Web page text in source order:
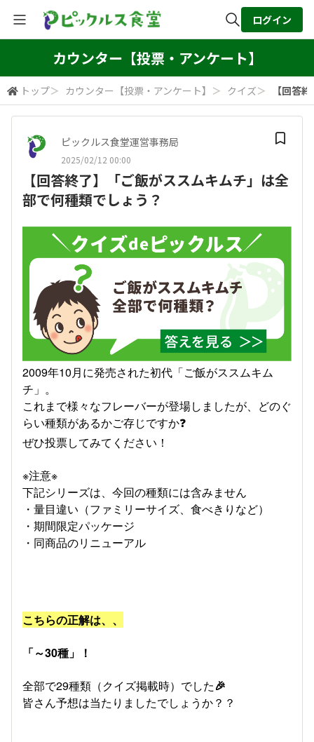
全体検索
検索
ログイン
カウンター【投票・アンケート】
トップ＞ カウンター【投票・アンケート】 ＞ クイズ＞ 【回答
ピックルス食堂運営事務局
2025/02/12 00:00
【回答終了】「ご飯がススムキムチ」は全
部で何種類でしょう？
2009年10月に発売された初代「ご飯がススムキム
チ」。
これまで様々なフレーバーが登場しましたが、どのぐ
らい種類があるかご存じですか❓
ぜひ投票してみてください！
※注意※
下記シリーズは、今回の種類には含みません
・量目違い（ファミリーサイズ、食べきりなど）
・期間限定パッケージ
・同商品のリニューアル
こちらの正解は、、
「～30種」！
全部で29種類（クイズ掲載時）でした🎉
皆さん予想は当たりましたでしょうか？？